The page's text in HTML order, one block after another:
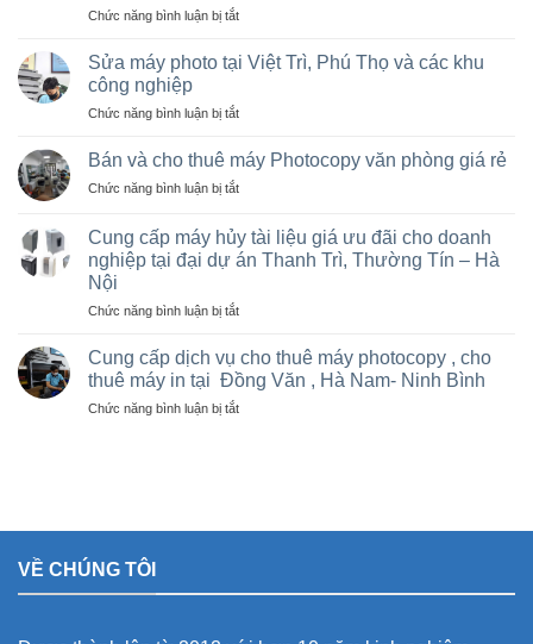
Chức năng bình luận bị tắtở
thuê
tại
Nội
rẻ
nhà
thầu
động
ở
thanh
Sửa máy photo tại Việt Trì, Phú Thọ và các khu
công nghiệp
Chức năng bình luận bị tắtở
máy
photo
tại
Trì,
Phú
các
công
nghiệp
Bán và cho thuê máy Photocopy văn phòng giá rẻ
Chức năng bình luận bị tắtở
cho
thuê
Photocopy
phòng
giá
rẻ
Cung cấp máy hủy tài liệu giá ưu đãi cho doanh
nghiệp tại đại dự án Thanh Trì, Thường Tín – Hà
Nội
Chức năng bình luận bị tắtở
cấp
máy
hủy
tài
doanh
đại
Cung cấp dịch vụ cho thuê máy photocopy , cho
thuê máy in tại Đồng Văn , Hà Nam- Ninh Bình
Chức năng bình luận bị tắtở
thuê
VỀ CHÚNG TÔI